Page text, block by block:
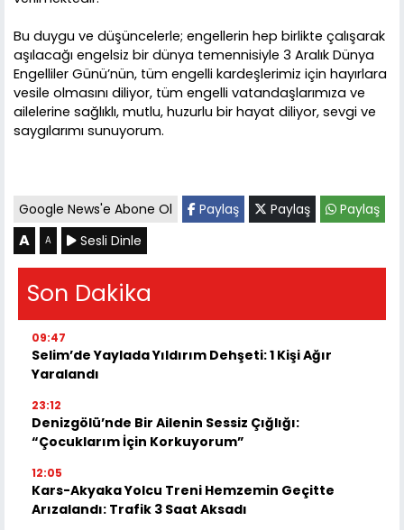
Bu duygu ve düşüncelerle; engellerin hep birlikte çalışarak
aşılacağı engelsiz bir dünya temennisiyle 3 Aralık Dünya
Engelliler Günü’nün, tüm engelli kardeşlerimiz için hayırlara
vesile olmasını diliyor, tüm engelli vatandaşlarımıza ve
ailelerine sağlıklı, mutlu, huzurlu bir hayat diliyor, sevgi ve
saygılarımı sunuyorum.
Google News'e Abone Ol Paylaş Paylaş Paylaş
A A Sesli Dinle
Son Dakika
09:47
Selim’de Yaylada Yıldırım Dehşeti: 1 Kişi Ağır
Yaralandı
23:12
Denizgölü’nde Bir Ailenin Sessiz Çığlığı:
“Çocuklarım İçin Korkuyorum”
12:05
Kars-Akyaka Yolcu Treni Hemzemin Geçitte
Arızalandı: Trafik 3 Saat Aksadı